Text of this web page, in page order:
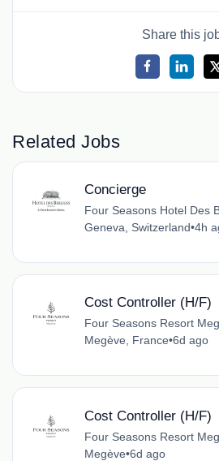
Share this
Related Jobs
Concierge
Four Seasons Hotel Des
Geneva, Switzerland•4h
Cost Controller (H/F)
Four Seasons Resort
Megève, France•6d ago
Cost Controller (H/F)
Four Seasons Resort
Megève•6d ago